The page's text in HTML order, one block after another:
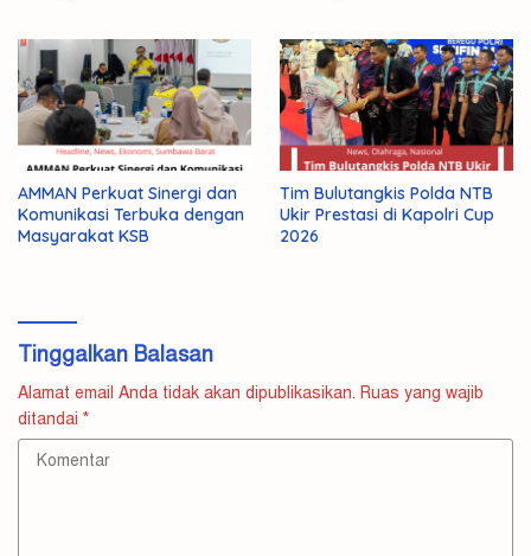
AMMAN Perkuat Sinergi dan
Komunikasi Terbuka dengan
Masyarakat KSB
Tim Bulutangkis Polda NTB
Ukir Prestasi di Kapolri Cup
2026
Tinggalkan Balasan
Alamat email Anda tidak akan dipublikasikan. Ruas yang wajib
ditandai *